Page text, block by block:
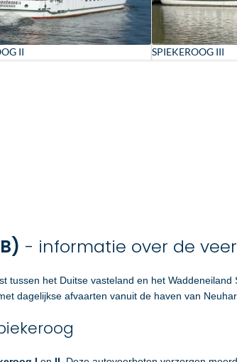
II SPIEKEROOG III
- informatie over de
tussen het Duitse vasteland en het Waddeneiland
dagelijkse afvaarten vanuit de haven van